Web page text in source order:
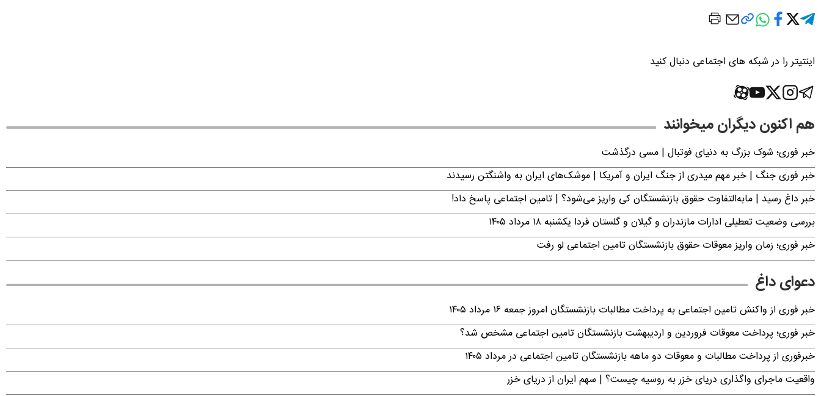
اینتیتر را در شبکه های اجتماعی دنبال کنید
هم اکنون دیگران میخوانند
خبر فوری؛‌ شوک بزرگ به دنیای فوتبال | مسی درگذشت
خبر فوری جنگ | خبر مهم میدری از جنگ ایران و آمریکا | موشک‌های ایران به واشنگتن رسیدند
خبر داغ رسید | مابه‌التفاوت حقوق بازنشستگان کی واریز می‌شود؟ | تامین اجتماعی پاسخ داد!
بررسی وضعیت تعطیلی ادارات مازندران و گیلان و گلستان فردا یکشنبه ۱۸ مرداد ۱۴۰۵
خبر فوری؛ زمان واریز معوقات حقوق بازنشستگان تامین اجتماعی لو رفت
دعوای داغ
خبر فوری از واکنش تامین اجتماعی به پرداخت مطالبات بازنشستگان امروز جمعه ۱۶ مرداد ۱۴۰۵
خبر فوری؛ پرداخت معوقات فروردین و اردیبهشت بازنشستگان تامین اجتماعی مشخص شد؟
خبرفوری از پرداخت مطالبات و معوقات دو ماهه بازنشستگان تامین اجتماعی در مرداد ۱۴۰۵
واقعیت ماجرای واگذاری دریای خزر به روسیه چیست؟ | سهم ایران از دریای خزر